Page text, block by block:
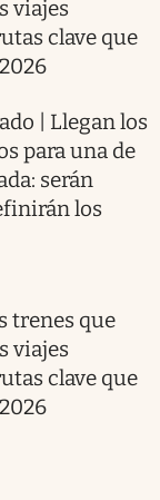
viajes
clave que
| Llegan los
para una de
serán
los
trenes que
viajes
clave que